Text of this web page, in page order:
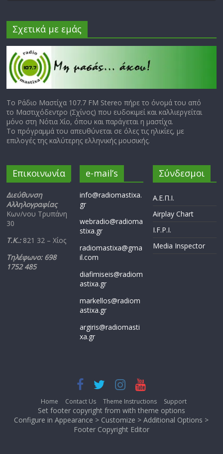
Σχετικά με εμάς
Το Ράδιο Μαστίχα 107.7 FM Stereo πήρε το όνομά του από
το Μαστιχόδεντρο (Σχίνος) που ευδοκιμεί και καλλιεργείται
μόνο στη Νότια Χίο, όπου και παράγεται η μαστίχα.
Το πρόγραμμά του απευθύνεται σε όλες τις ηλικίες, με
επιλογές της καλύτερης ελληνικής μουσικής.
Επικοινωνία
Διεύθυνση
Αλληλογραφίας
Κων/νου Τρυπάνη
30
Τ.Κ.: 821 32 – Χίος
Τηλέφωνο: 698
1752 485
e-mail’s
info@radiomastixa.
gr
webradio@radioma
stixa.gr
radiomastixa@gma
il.com
diafimiseis@radiom
astixa.gr
markellos@radiom
astixa.gr
argiris@radiomasti
xa.gr
Σύνδεσμοι
Α.Ε.Π.Ι.
Airplay Chart
I.F.P.I.
Media Inspector
Home Contact Us Theme Instructions Support
Set footer copyright from with theme options
Configure in Appearance > Customize > Additional Options >
Footer Copyright Editor